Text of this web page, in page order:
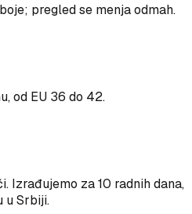
pregled se menja odmah.
od EU 36 do 42.
Izrađujemo za 10 radnih dana,
u Srbiji.